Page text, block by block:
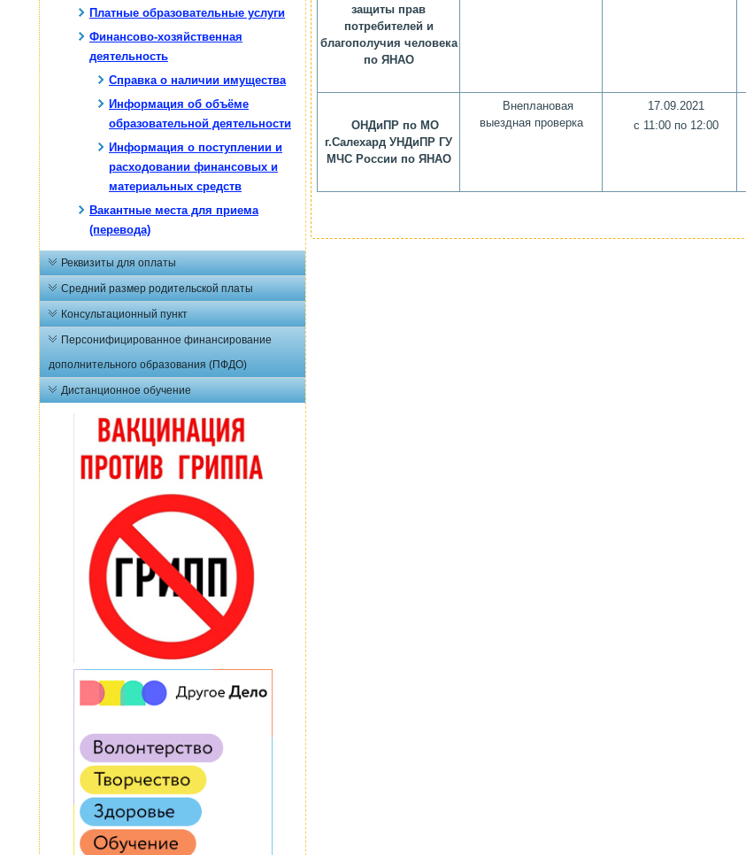
Платные образовательные услуги
Финансово-хозяйственная
деятельность
Справка о наличии имущества
Информация об объёме
образовательной деятельности
Информация о поступлении и
расходовании финансовых и
материальных средств
Вакантные места для приема
(перевода)
Реквизиты для оплаты
Средний размер родительской платы
Консультационный пункт
Персонифицированное финансирование
дополнительного образования (ПФДО)
Дистанционное обучение
защиты прав
потребителей и
благополучия человека
по ЯНАО
ОНДиПР по МО
г.Салехард УНДиПР ГУ
МЧС России по ЯНАО
Внеплановая
выездная проверка
17.09.2021
с 11:00 по 12:00